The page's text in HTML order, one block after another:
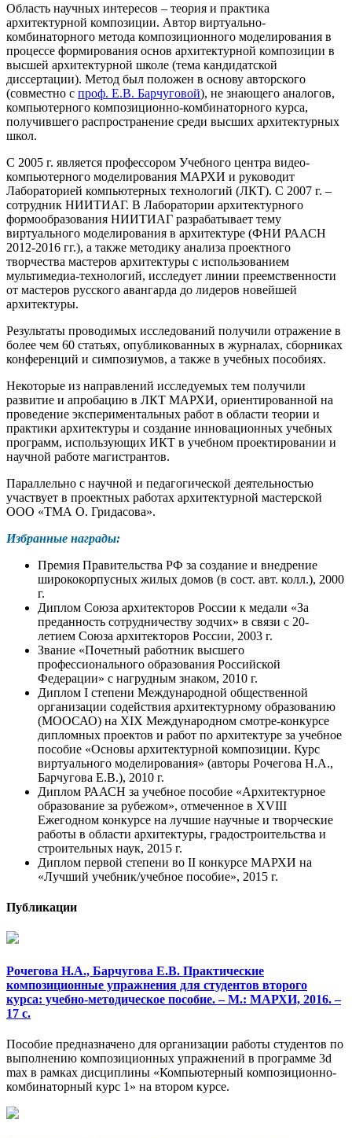
Область научных интересов – теория и практика
архитектурной композиции. Автор виртуально-
комбинаторного метода композиционного моделирования в
процессе формирования основ архитектурной композиции в
высшей архитектурной школе (тема кандидатской
диссертации). Метод был положен в основу авторского
(совместно с проф. Е.В. Барчуговой), не знающего аналогов,
компьютерного композиционно-комбинаторного курса,
получившего распространение среди высших архитектурных
школ.
С 2005 г. является профессором Учебного центра видео-
компьютерного моделирования МАРХИ и руководит
Лабораторией компьютерных технологий (ЛКТ). С 2007 г. –
сотрудник НИИТИАГ. В Лаборатории архитектурного
формообразования НИИТИАГ разрабатывает тему
виртуального моделирования в архитектуре (ФНИ РААСН
2012-2016 гг.), а также методику анализа проектного
творчества мастеров архитектуры с использованием
мультимедиа-технологий, исследует линии преемственности
от мастеров русского авангарда до лидеров новейшей
архитектуры.
Результаты проводимых исследований получили отражение в
более чем 60 статьях, опубликованных в журналах, сборниках
конференций и симпозиумов, а также в учебных пособиях.
Некоторые из направлений исследуемых тем получили
развитие и апробацию в ЛКТ МАРХИ, ориентированной на
проведение экспериментальных работ в области теории и
практики архитектуры и создание инновационных учебных
программ, использующих ИКТ в учебном проектировании и
научной работе магистрантов.
Параллельно с научной и педагогической деятельностью
участвует в проектных работах архитектурной мастерской
ООО «ТМА О. Гридасова».
Избранные награды:
Премия Правительства РФ за создание и внедрение
ширококорпусных жилых домов (в сост. авт. колл.), 2000
г.
Диплом Союза архитекторов России к медали «За
преданность сотрудничеству зодчих» в связи с 20-
летием Союза архитекторов России, 2003 г.
Звание «Почетный работник высшего
профессионального образования Российской
Федерации» с нагрудным знаком, 2010 г.
Диплом I степени Международной общественной
организации содействия архитектурному образованию
(МООСАО) на XIX Международном смотре-конкурсе
дипломных проектов и работ по архитектуре за учебное
пособие «Основы архитектурной композиции. Курс
виртуального моделирования» (авторы Рочегова Н.А.,
Барчугова Е.В.), 2010 г.
Диплом РААСН за учебное пособие «Архитектурное
образование за рубежом», отмеченное в XVIII
Ежегодном конкурсе на лучшие научные и творческие
работы в области архитектуры, градостроительства и
строительных наук, 2015 г.
Диплом первой степени во II конкурсе МАРХИ на
«Лучший учебник/учебное пособие», 2015 г.
Публикации
Рочегова Н.А., Барчугова Е.В. Практические
композиционные упражнения для студентов второго
курса: учебно-методическое пособие. – М.: МАРХИ, 2016. –
17 с.
Пособие предназначено для организации работы студентов по
выполнению композиционных упражнений в программе 3d
max в рамках дисциплины «Компьютерный композиционно-
комбинаторный курс 1» на втором курсе.